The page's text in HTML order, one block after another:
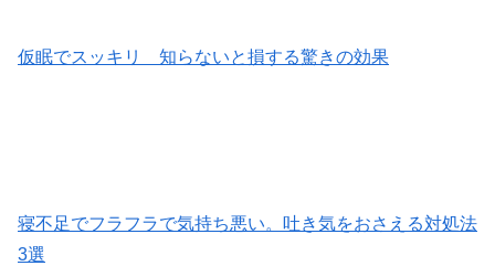
仮眠でスッキリ 知らないと損する驚きの効果
寝不足でフラフラで気持ち悪い。吐き気をおさえる対処法
3選